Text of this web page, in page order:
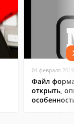
04 февраля 2019
Файл
открыть,